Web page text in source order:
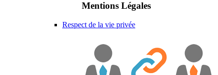
Mentions Légales
Respect de la vie privée